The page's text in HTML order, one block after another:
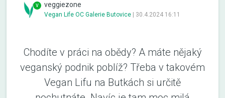
veggiezone
Vegan Life OC Galerie Butovice | 30.4.2024 16:11
Chodíte v práci na obědy? A máte nějaký
veganský podnik poblíž? Třeba v takovém
Vegan Lifu na Butkách si určitě